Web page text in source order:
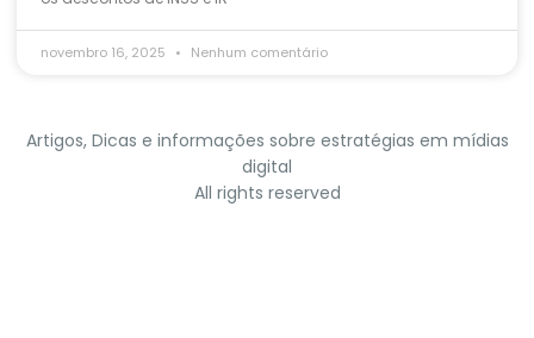
novembro 16, 2025 Nenhum comentário
Artigos, Dicas e informações sobre estratégias em mídias
digital
All rights reserved